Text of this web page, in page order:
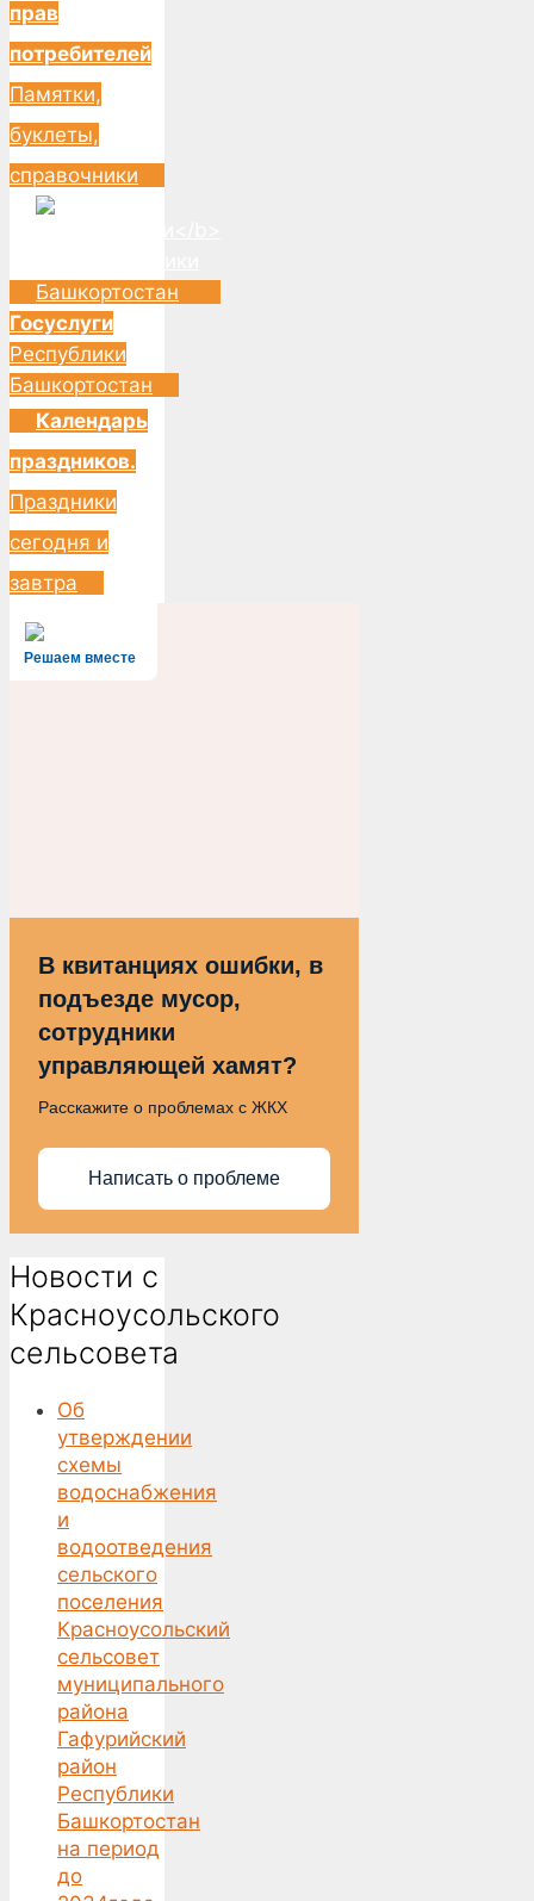
прав
потребителей
Памятки,
буклеты,
справочники
Госуслуги
Республики
Башкортостан
Календарь
праздников.
Праздники
сегодня и
завтра
Решаем вместе
В квитанциях ошибки, в
подъезде мусор,
сотрудники
управляющей хамят?
Расскажите о проблемах с ЖКХ
Написать о проблеме
Новости с
Красноусольского
сельсовета
Об
утверждении
схемы
водоснабжения
и
водоотведения
сельского
поселения
Красноусольский
сельсовет
муниципального
района
Гафурийский
район
Республики
Башкортостан
на период
до